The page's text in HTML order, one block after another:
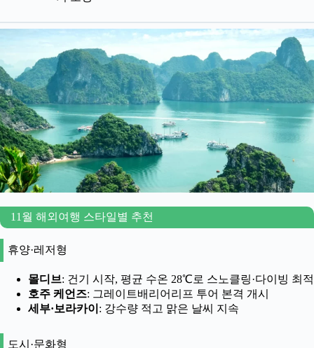
11월 해외여행 스타일별 추천
휴양·레저형
몰디브: 건기 시작, 평균 수온 28℃로 스노클링·다이빙 최적
호주 케언즈: 그레이트배리어리프 투어 본격 개시
세부·보라카이 : 강수량 적고 맑은 날씨 지속
도시·문화형